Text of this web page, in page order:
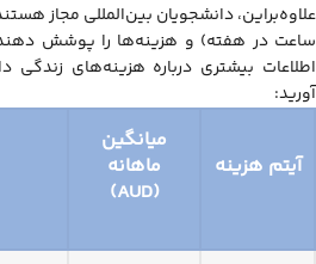
ساعت در هفته) و هزینه‌ها را پوشش
اطلاعات بیشتری درباره هزینه‌های زندگی
آورید:
آیتم هزینه
میانگین
ماهانه
(
AUD
)